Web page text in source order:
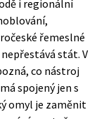
i regionální
řemeslné
stát. V
co nástroj
spojený jen s
omyl je zaměnit